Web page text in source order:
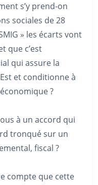
s’y prend-on
sociales de 28
» les écarts vont
que c’est
qui assure la
et conditionne à
?
à un accord qui
tronqué sur un
fiscal ?
compte que cette